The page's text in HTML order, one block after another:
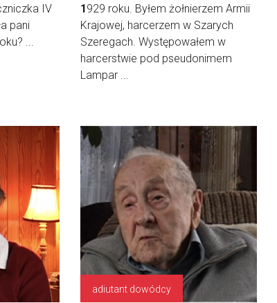
IV
pani
...
1929 roku. Byłem żołnierzem Armii
Krajowej, harcerzem w Szarych
Szeregach. Występowałem w
harcerstwie pod pseudonimem
Lampar ...
adiutant dowódcy